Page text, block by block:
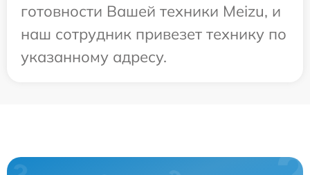
готовности Вашей техники Meizu, и
наш сотрудник привезет технику по
указанному адресу.